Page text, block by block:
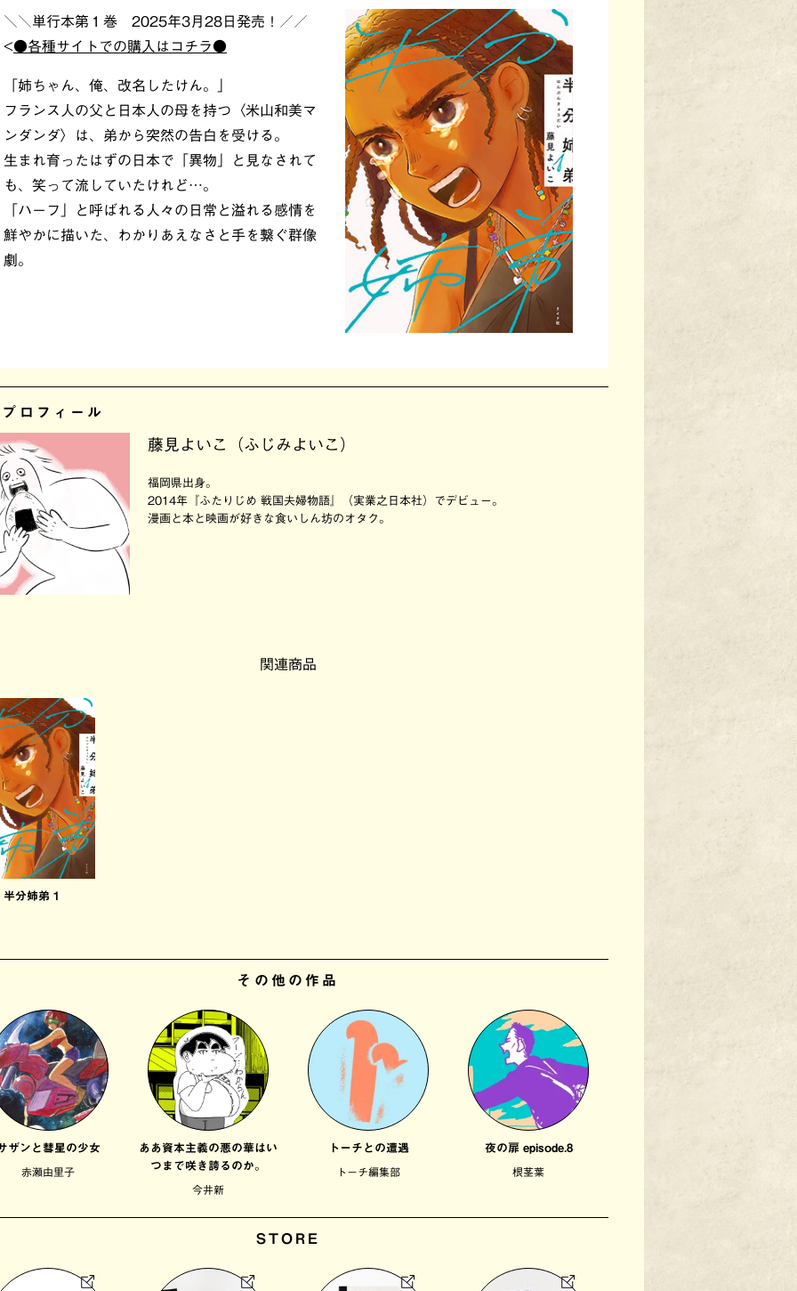
＼＼単行本第１巻 2025年3月28日発売！／／
<●各種サイトでの購入はコチラ●
「姉ちゃん、俺、改名したけん。」
フランス人の父と日本人の母を持つ〈米山和美マ
ンダンダ〉は、弟から突然の告白を受ける。
生まれ育ったはずの日本で「異物」と見なされて
も、笑って流していたけれど…。
「ハーフ」と呼ばれる人々の日常と溢れる感情を
鮮やかに描いた、わかりあえなさと手を繋ぐ群像
劇。
ロフィール
藤見よいこ（ふじみよいこ）
福岡県出身。
2014年『ふたりじめ 戦国夫婦物語』（実業之日本社）でデビュー。
漫画と本と映画が好きな食いしん坊のオタク。
関連商品
半分姉弟 1
その他の作品
ザンと彗星の少女
赤瀬由里子
ああ資本主義の悪の華はい
つまで咲き誇るのか。
今井新
トーチとの遭遇
トーチ編集部
夜の扉 episode.8
根茎葉
STORE